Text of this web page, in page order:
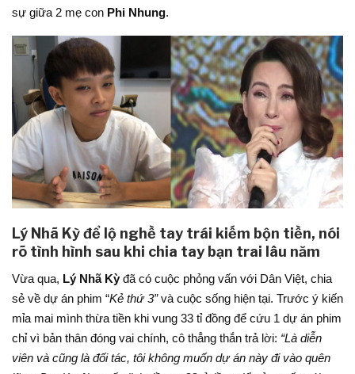
sự giữa 2 mẹ con Phi Nhung.
Lý Nhã Kỳ để lộ nghề tay trái kiếm bộn tiền, nói
rõ tình hình sau khi chia tay bạn trai lâu năm
Vừa qua, Lý Nhã Kỳ đã có cuộc phỏng vấn với Dân Việt, chia
sẻ về dự án phim “Kẻ thứ 3”và cuộc sống hiện tại. Trước ý kiến
mỉa mai mình thừa tiền khi vung 33 tỉ đồng để cứu 1 dự án phim
chỉ vì bản thân đóng vai chính, cô thẳng thắn trả lời: “Là diễn
viên và cũng là đối tác, tôi không muốn dự án này đi vào quên